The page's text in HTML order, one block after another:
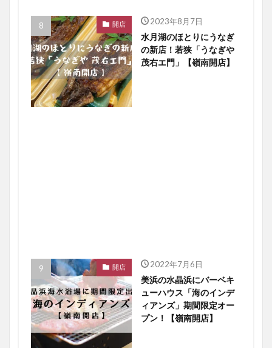
開店 2023年8月7日
水月湖のほとりにうなぎ
の新店！若狭「うなぎや
茂右エ門」【嶺南開店】
開店 2022年7月6日
美浜の水晶浜にバーベキ
ューハウス「海のインデ
ィアンズ」期間限定オー
プン！【嶺南開店】